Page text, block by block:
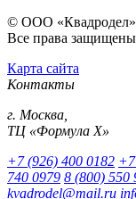
© ООО
Все права
Карта сайта
Контакты
г. Москва,
ТЦ «Формула Х»
+7 (926) 400 0182
740 0979 8 (800) 550
kvadrodel@mail.ru